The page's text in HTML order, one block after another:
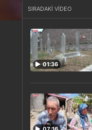
SIRADAKİ VİDEO
01:36